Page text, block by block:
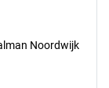
Noordwijk